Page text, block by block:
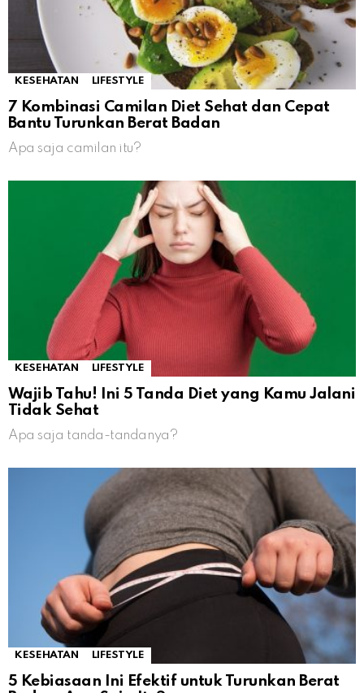
KESEHATAN LIFESTYLE
7 Kombinasi Camilan Diet Sehat dan Cepat
Bantu Turunkan Berat Badan
Apa saja camilan itu?
KESEHATAN LIFESTYLE
Wajib Tahu! Ini 5 Tanda Diet yang Kamu Jalani
Tidak Sehat
Apa saja tanda-tandanya?
KESEHATAN LIFESTYLE
5 Kebiasaan Ini Efektif untuk Turunkan Berat